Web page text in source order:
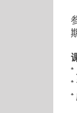
*
*
*